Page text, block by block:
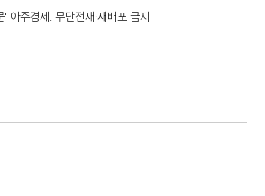
주경제. 무단전재·재배포 금지